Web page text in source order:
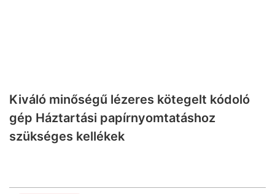
Kiváló minőségű lézeres kötegelt kódoló
gép Háztartási papírnyomtatáshoz
szükséges kellékek